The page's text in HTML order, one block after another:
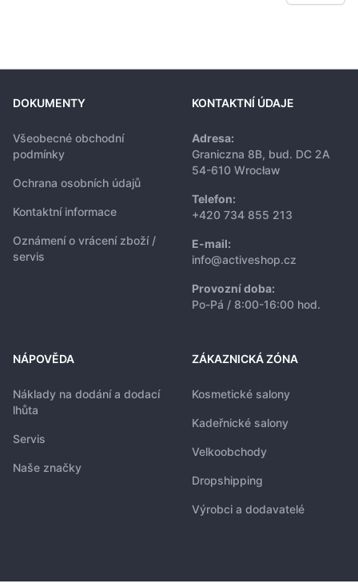
DOKUMENTY
Všeobecné obchodní
podmínky
Ochrana osobních údajů
Kontaktní informace
Oznámení o vrácení zboží /
servis
KONTAKTNÍ ÚDAJE
Adresa:
Graniczna 8B, bud. DC 2A
54-610 Wrocław
Telefon:
+420 734 855 213
E-mail:
info@activeshop.cz
Provozní doba:
Po-Pá / 8:00-16:00 hod.
NÁPOVĚDA
Náklady na dodání a dodací
lhůta
Servis
Naše značky
ZÁKAZNICKÁ ZÓNA
Kosmetické salony
Kadeřnické salony
Velkoobchody
Dropshipping
Výrobci a dodavatelé